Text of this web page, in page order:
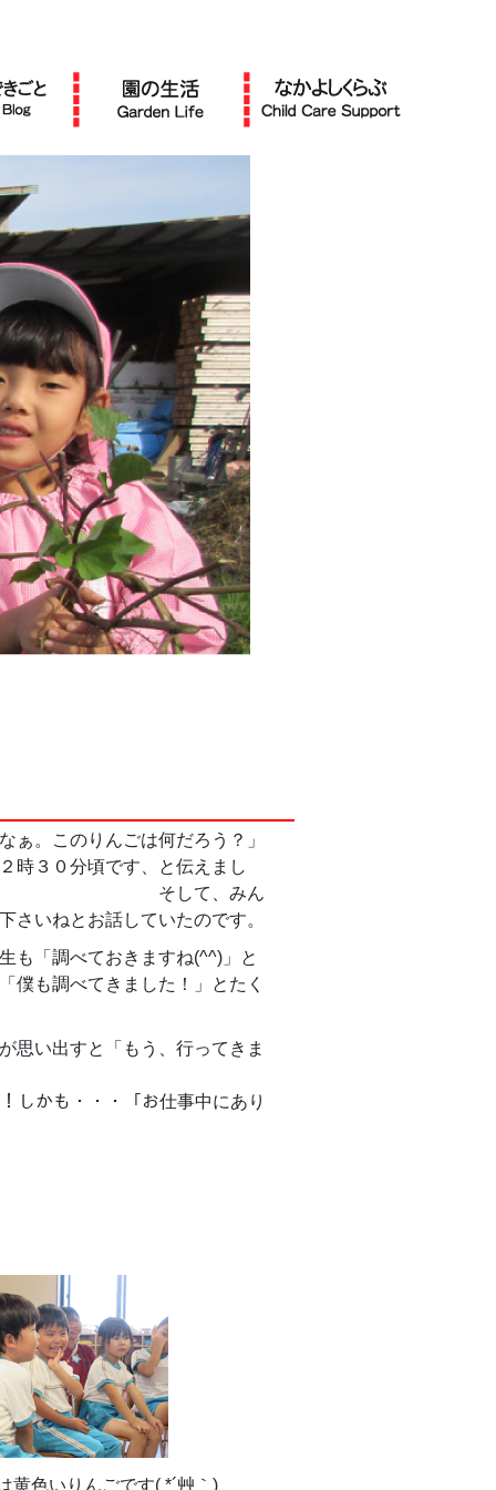
ぁ。このりんごは何だろう？」
時３０分頃です、と伝えまし
みん
さいねとお話していたのです。
も「調べておきますね(^^)」と
僕も調べてきました！」とたく
思い出すと「もう、行ってきま
Σ(･ω･ﾉ)ﾉ！
しかも・・・「お仕事中にあり
黄色いりんごです( *´艸｀)